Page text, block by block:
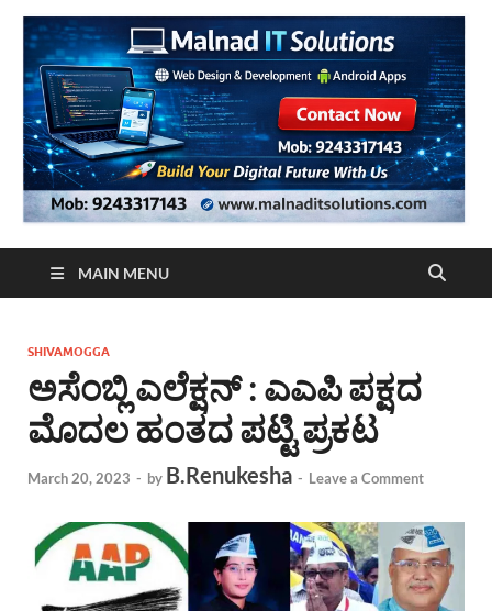
MAIN MENU
SHIVAMOGGA
ಅಸೆಂಬ್ಲಿ ಎಲೆಕ್ಷನ್ : ಎಎಪಿ ಪಕ್ಷದ
ಮೊದಲ ಹಂತದ ಪಟ್ಟಿ ಪ್ರಕಟ
March 20, 2023 - by B.Renukesha - Leave a Comment